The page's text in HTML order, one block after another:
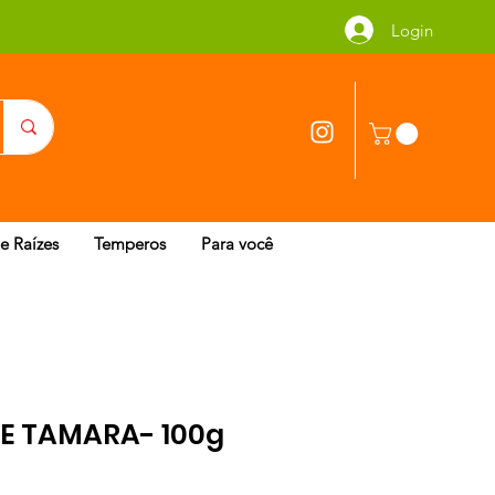
Login
Raízes Temperos Para você
TAMARA- 100g